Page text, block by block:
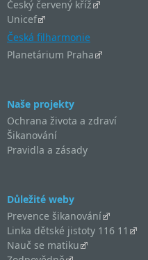
Český červený kříž
Unicef
Česká filharmonie
Planetárium Praha
Naše projekty
Ochrana života a zdraví
Šikanování
Pravidla a zásady
Důležité weby
Prevence šikanování
Linka dětské jistoty 116 11
Nauč se matiku